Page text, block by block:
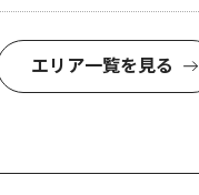
エリア一覧を見る